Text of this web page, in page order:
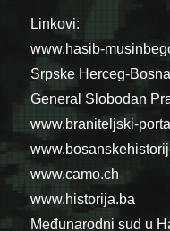
Linkovi:
www.hasib-
Srpske Herceg-Bosna
General Slobodan
www.braniteljski-
www.camo.ch
www.historija.ba
Međunarodni sud u